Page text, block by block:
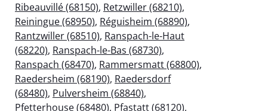
Ribeauvillé (68150), Retzwiller (68210),
Reiningue (68950), Réguisheim (68890),
Rantzwiller (68510), Ranspach-le-Haut
(68220), Ranspach-le-Bas (68730),
Ranspach (68470), Rammersmatt (68800),
Raedersheim (68190), Raedersdorf
(68480), Pulversheim (68840),
Pfetterhouse (68480), Pfastatt (68120),